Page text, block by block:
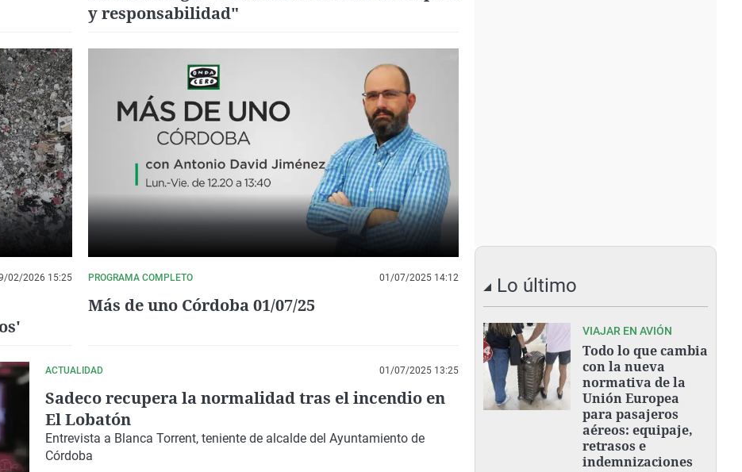
y responsabilidad"
02/2026 15:25 PROGRAMA COMPLETO 01/07/2025 14:12
Más de uno Córdoba 01/07/25
ACTUALIDAD 01/07/2025 13:25
Sadeco recupera la normalidad tras el incendio en
El Lobatón
Entrevista a Blanca Torrent, teniente de alcalde del Ayuntamiento de
Córdoba
Lo último
VIAJAR EN AVIÓN
Todo lo que cambia
con la nueva
normativa de la
Unión Europea
para pasajeros
aéreos: equipaje,
retrasos e
indemnizaciones